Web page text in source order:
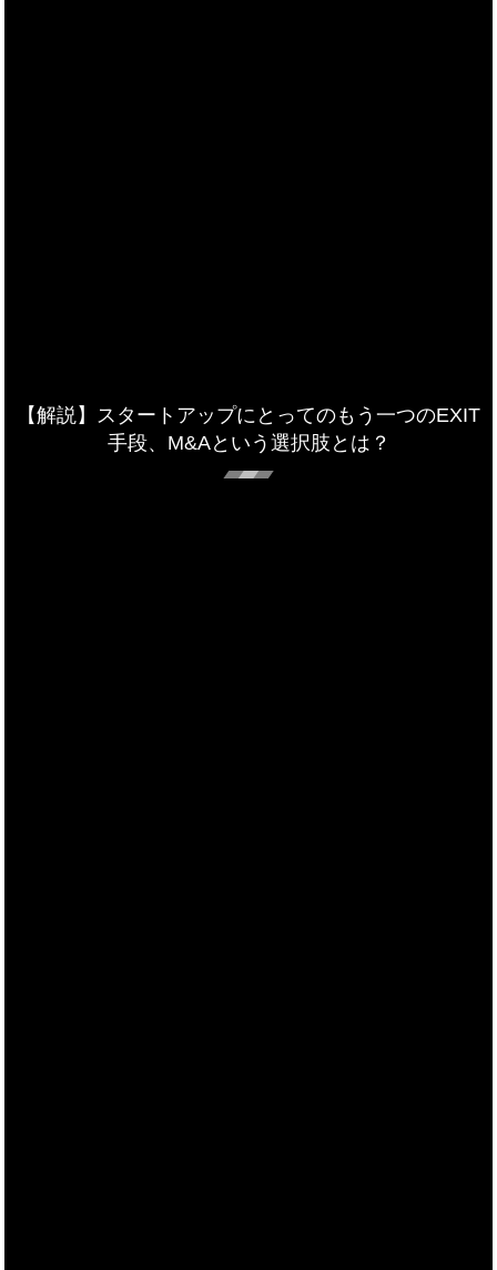
【解説】スタートアップにとってのもう一つのEXIT
手段、M&Aという選択肢とは？